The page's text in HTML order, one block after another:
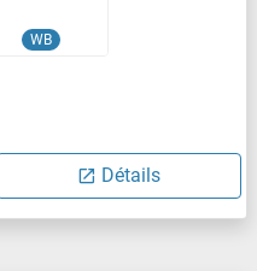
WB
Détails